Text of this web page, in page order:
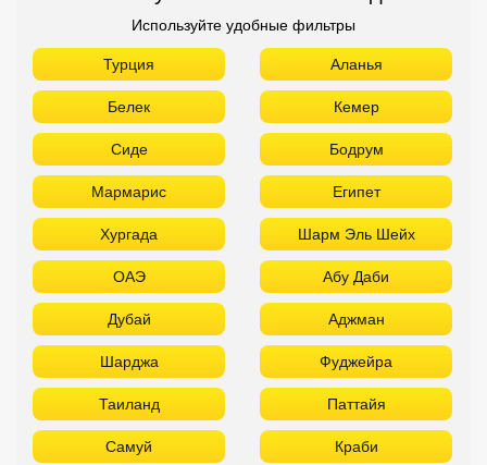
Используйте удобные фильтры
Турция Аланья
Белек Кемер
Сиде Бодрум
Мармарис Египет
Хургада Шарм Эль Шейх
ОАЭ Абу Даби
Дубай Аджман
Шарджа Фуджейра
Таиланд Паттайя
Самуй Краби